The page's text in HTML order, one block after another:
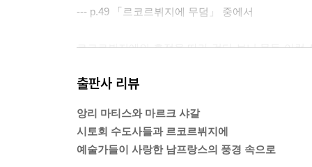
--- p.49 「르코르뷔지에 무덤」 중에서
르코르뷔지에의 흔적을 따라 걷다 보니 문득 이
--- p.76 「유니테 다비타시옹」 중에서
엄격하고 완결된 비례미와 간결한 기하학적 질서
네딕토 규칙서와 성 베르나르 지휘 아래 ‘금욕’과 ‘
--- p.95 「르 토로네 수도원」 중에서
출판사 리뷰
앙리 마티스와 마르크 샤갈
시토회 수도사들과 르코르뷔지에
예술가들이 사랑한 남프랑스의 풍경 속으로